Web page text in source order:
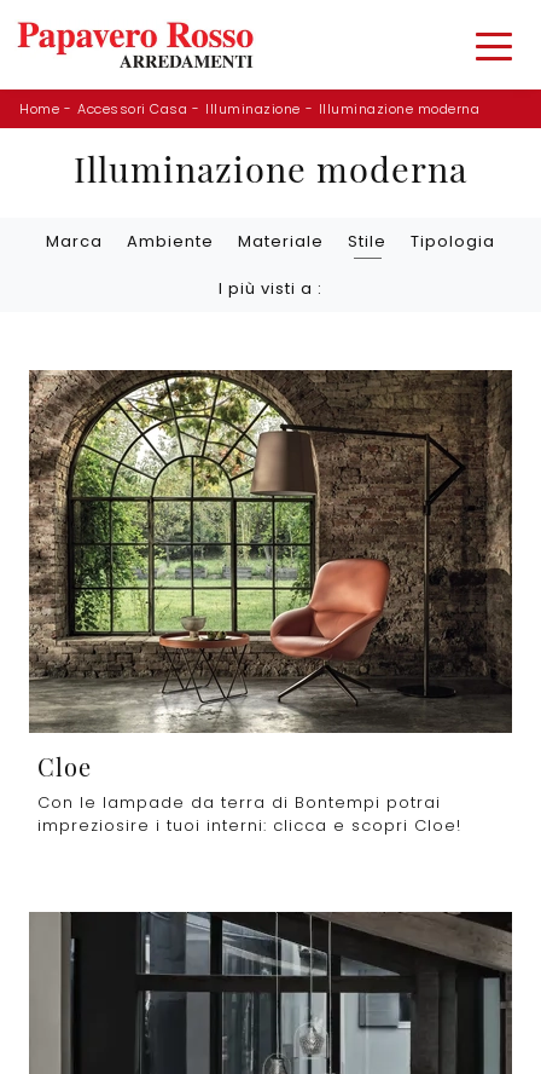
Home - Accessori Casa - Illuminazione - Illuminazione moderna
Illuminazione moderna
Marca Ambiente Materiale Stile Tipologia
I più visti a :
Cloe
Con le lampade da terra di Bontempi potrai
impreziosire i tuoi interni: clicca e scopri Cloe!